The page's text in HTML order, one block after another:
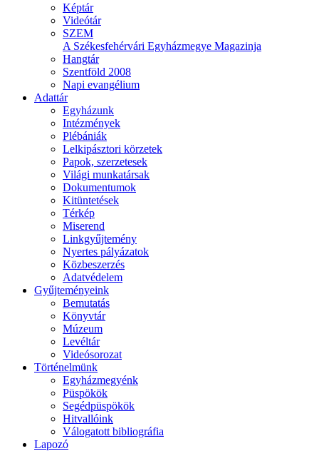
Képtár
Videótár
SZEM
A Székesfehérvári Egyházmegye Magazinja
Hangtár
Szentföld 2008
Napi evangélium
Adattár
Egyházunk
Intézmények
Plébániák
Lelkipásztori körzetek
Papok, szerzetesek
Világi munkatársak
Dokumentumok
Kitüntetések
Térkép
Miserend
Linkgyűjtemény
Nyertes pályázatok
Közbeszerzés
Adatvédelem
Gyűjteményeink
Bemutatás
Könyvtár
Múzeum
Levéltár
Videósorozat
Történelmünk
Egyházmegyénk
Püspökök
Segédpüspökök
Hitvallóink
Válogatott bibliográfia
Lapozó